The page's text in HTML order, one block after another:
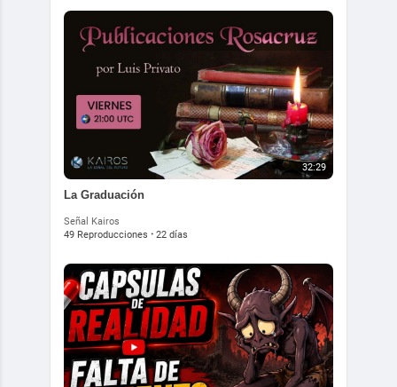
32:29
La Graduación
Señal Kairos
49 Reproducciones · 22 días